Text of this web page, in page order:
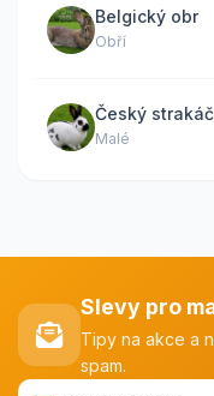
Belgický obr
Obří
Český strakáč
Malé
Slevy pro
Tipy na akce a
spam.